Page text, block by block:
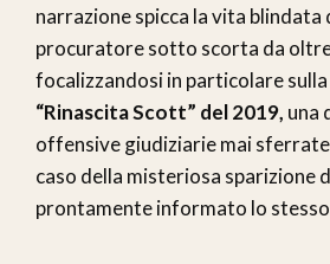
narrazione spicca la vita blindata
procuratore sotto scorta da
focalizzandosi in particolare
“Rinascita Scott” del 2019, una
offensive giudiziarie mai
caso della misteriosa sparizione
prontamente informato lo